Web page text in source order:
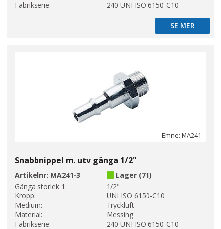
Fabrikserie:
240 UNI ISO 6150-C10
SE MER
SE MER
Emne: MA241
Snabbnippel m. utv gänga 1/2"
Artikelnr: MA241-3
Lager (71)
Gänga storlek 1:
1/2"
Kropp:
UNI ISO 6150-C10
Medium:
Tryckluft
Material:
Messing
Fabrikserie:
240 UNI ISO 6150-C10